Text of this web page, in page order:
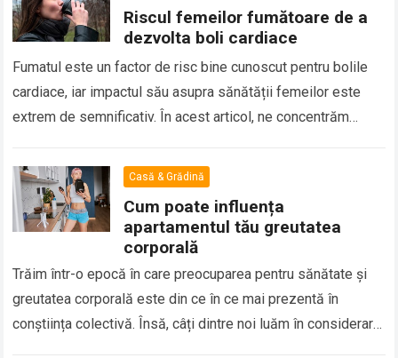
Riscul femeilor fumătoare de a
dezvolta boli cardiace
Fumatul este un factor de risc bine cunoscut pentru bolile
cardiace, iar impactul său asupra sănătății femeilor este
extrem de semnificativ. În acest articol, ne concentrăm
Casă & Grădină
Cum poate influența
apartamentul tău greutatea
corporală
Trăim într-o epocă în care preocuparea pentru sănătate și
greutatea corporală este din ce în ce mai prezentă în
conștiința colectivă. Însă, câți dintre noi luăm în considerare